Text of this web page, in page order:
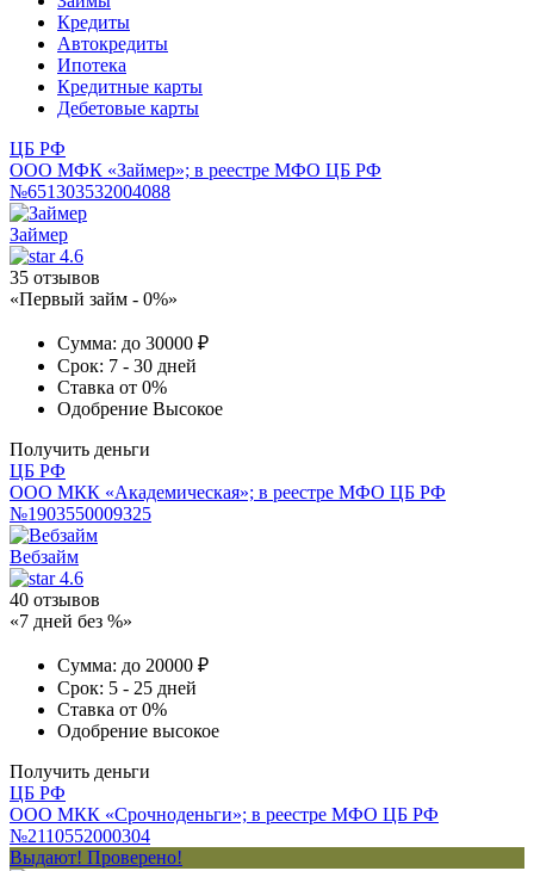
Кредиты
Автокредиты
Ипотека
Кредитные карты
Дебетовые карты
ЦБ РФ
ООО МФК «Займер»; в реестре МФО ЦБ РФ
№651303532004088
Займер
4.6
35 отзывов
«Первый займ - 0%»
Сумма: до 30000 ₽
Срок: 7 - 30 дней
Ставка от 0%
Одобрение Высокое
Получить деньги
ЦБ РФ
ООО МКК «Академическая»; в реестре МФО ЦБ РФ
№1903550009325
Вебзайм
4.6
40 отзывов
«7 дней без %»
Сумма: до 20000 ₽
Срок: 5 - 25 дней
Ставка от 0%
Одобрение высокое
Получить деньги
ЦБ РФ
ООО МКК «Срочноденьги»; в реестре МФО ЦБ РФ
№2110552000304
Выдают! Проверено!